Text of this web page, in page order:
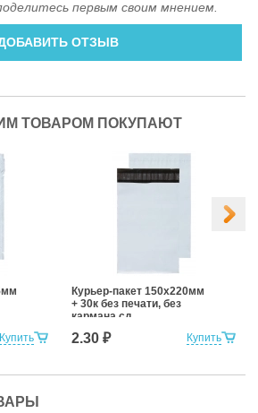
первым своим мнением.
ОТЗЫВ
ТОВАРОМ ПОКУПАЮТ
Купить Купить
Курьер-пакет 150х220мм
+ 30к без печати, без
кармана сд
2.30 ₽